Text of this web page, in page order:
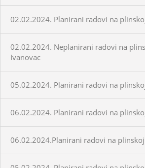
02.02.2024. Planirani radovi na
02.02.2024. Neplanirani radovi na
Ivanovac
05.02.2024. Planirani radovi na
06.02.2024. Planirani radovi na
06.02.2024.Planirani radovi na